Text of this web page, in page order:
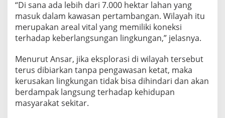
“Di sana ada lebih dari 7.000 hektar lahan yang
masuk dalam kawasan pertambangan. Wilayah itu
merupakan areal vital yang memiliki koneksi
terhadap keberlangsungan lingkungan,” jelasnya.
Menurut Ansar, jika eksplorasi di wilayah tersebut
terus dibiarkan tanpa pengawasan ketat, maka
kerusakan lingkungan tidak bisa dihindari dan akan
berdampak langsung terhadap kehidupan
masyarakat sekitar.